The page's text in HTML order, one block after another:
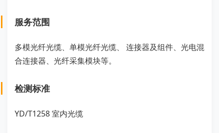
服务范围
多模光纤光缆、单模光纤光缆、 连接器及组件、光电混
合连接器、光纤采集模块等。
检测标准
YD/T1258 室内光缆